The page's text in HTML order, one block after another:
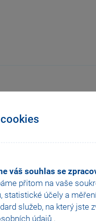
váš souhlas se
přitom na vaše
statistické účely a
služeb, na který jste
údajů .
NEMPRI, nově bude
13801